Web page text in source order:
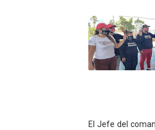
El Jefe del